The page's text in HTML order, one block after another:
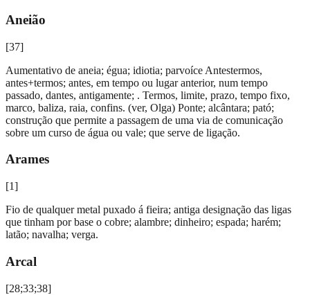
Aneião
[37]
Aumentativo de aneia; égua; idiotia; parvoíce Antestermos,
antes+termos; antes, em tempo ou lugar anterior, num tempo
passado, dantes, antigamente; . Termos, limite, prazo, tempo fixo,
marco, baliza, raia, confins. (ver, Olga) Ponte; alcântara; pató;
construção que permite a passagem de uma via de comunicação
sobre um curso de água ou vale; que serve de ligação.
Arames
[1]
Fio de qualquer metal puxado á fieira; antiga designação das ligas
que tinham por base o cobre; alambre; dinheiro; espada; harém;
latão; navalha; verga.
Arcal
[28;33;38]